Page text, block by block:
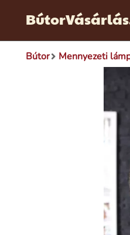
Bútor Mennyezeti